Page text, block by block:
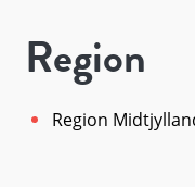
Region
Region